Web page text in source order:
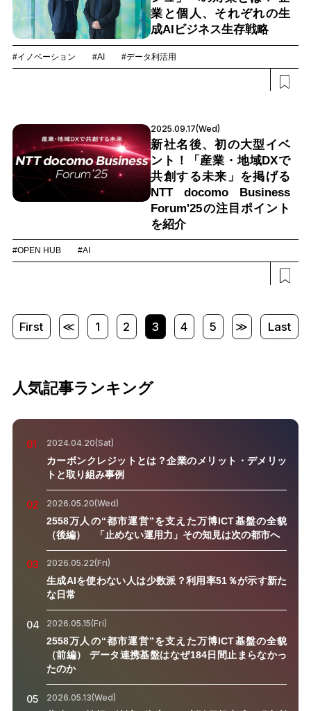
業と個人、それぞれの生
成AIビジネス生存戦略
#イノベーション #AI #データ利活用
2025.09.17(Wed)
新社名後、初の大型イベ
ント！「産業・地域DXで
共創する未来」を掲げる
NTT docomo Business
Forum'25の注目ポイント
を紹介
#OPEN HUB #AI
First ≪ 1 2 3 4 5 ≫ Last
人気記事ランキング
01 2024.04.20(Sat)
カーボンクレジットとは？企業のメリット・デメリッ
トと取り組み事例
02 2026.05.20(Wed)
2558万人の“都市運営”を支えた万博ICT基盤の全貌
（後編） 「止めない運用力」その知見は次の都市へ
03 2026.05.22(Fri)
生成AIを使わない人は少数派？利用率51％が示す新た
な日常
04 2026.05.15(Fri)
2558万人の“都市運営”を支えた万博ICT基盤の全貌
（前編） データ連携基盤はなぜ184日間止まらなかっ
たのか
05 2026.05.13(Wed)